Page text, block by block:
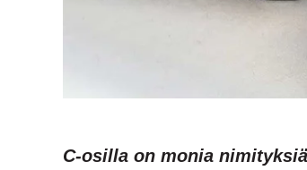
C-osilla on monia